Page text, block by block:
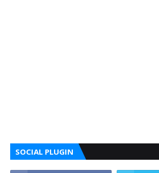
SOCIAL PLUGIN